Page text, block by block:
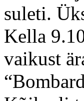
suleti.
Kella
vaikust